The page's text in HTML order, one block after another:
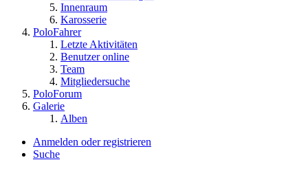
Innenraum
Karosserie
PoloFahrer
Letzte Aktivitäten
Benutzer online
Team
Mitgliedersuche
PoloForum
Galerie
Alben
Anmelden oder registrieren
Suche